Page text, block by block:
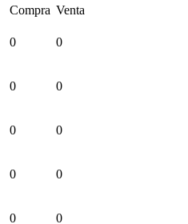
Compra Venta
0 0
0 0
0 0
0 0
0 0